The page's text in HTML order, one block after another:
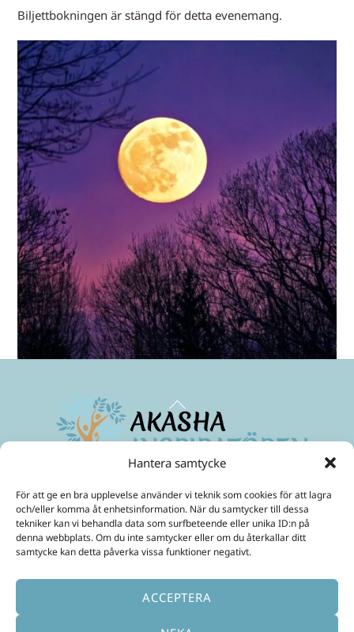
Hantera samtycke
För att ge en bra upplevelse använder vi teknik som cookies för att lagra
och/eller komma åt enhetsinformation. När du samtycker till dessa
tekniker kan vi behandla data som surfbeteende eller unika ID:n på
denna webbplats. Om du inte samtycker eller om du återkallar ditt
samtycke kan detta påverka vissa funktioner negativt.
ACCEPTERA
Biljettbokningen är stängd för detta evenemang.
Back
To
Top
Maximera ditt medvetande
Mobil:070-299 33 31
E-Post:ulrika@akashainspiratoren.se
SOCIALA MEDIER